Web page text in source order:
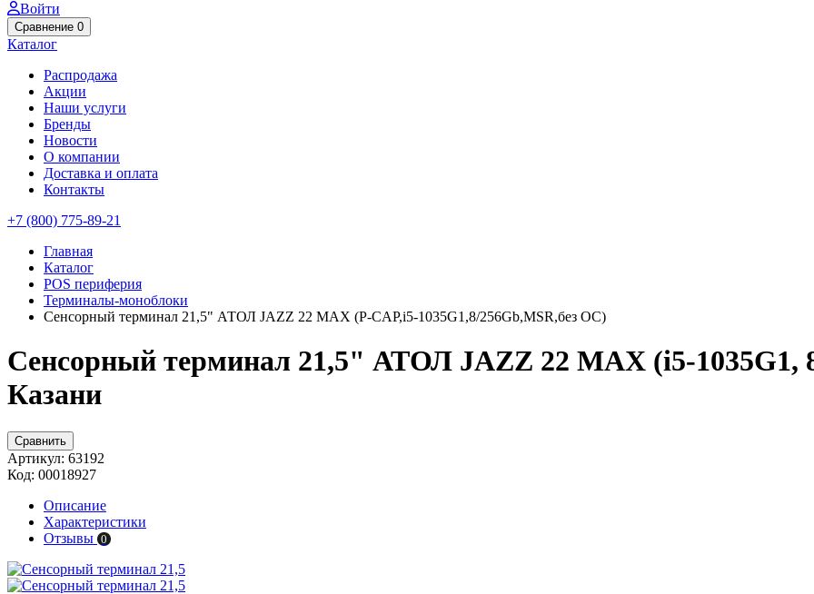
Войти
Сравнение 0
Каталог
Распродажа
Акции
Наши услуги
Бренды
Новости
О компании
Доставка и оплата
Контакты
+7 (800) 775-89-21
Главная
Каталог
POS периферия
Терминалы-моноблоки
Сенсорный терминал 21,5" АТОЛ JAZZ 22 MAX (P-CAP,i5-1035G1,8/256Gb,MSR,без ОС)
Сенсорный терминал 21,5" АТОЛ JAZZ 22 MAX (i5-1035G1,
Казани
Сравнить
Артикул: 63192
Код: 00018927
Описание
Характеристики
Отзывы 0